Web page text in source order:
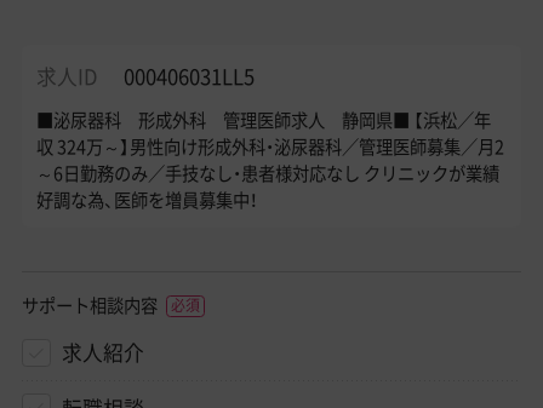
求人ID 000406031LL5
■泌尿器科 形成外科 管理医師求人 静岡県■ 【浜松／年
収 324万～】男性向け形成外科・泌尿器科／管理医師募集／月2
～6日勤務のみ／手技なし・患者様対応なし クリニックが業績
好調な為、医師を増員募集中！
サポート相談内容
求人紹介